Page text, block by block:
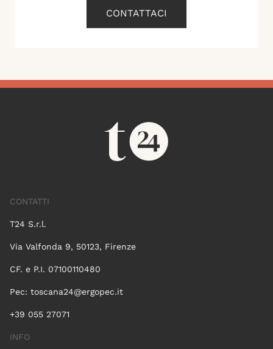
CONTATTACI
CONTATTI
T24 S.r.l.
Via Valfonda 9, 50123, Firenze
CF. e P.I. 07100110480
Pec: toscana24@ergopec.it
+39 055 27071
INFO